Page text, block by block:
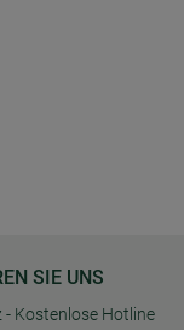
SIE UNS
Kostenlose Hotline